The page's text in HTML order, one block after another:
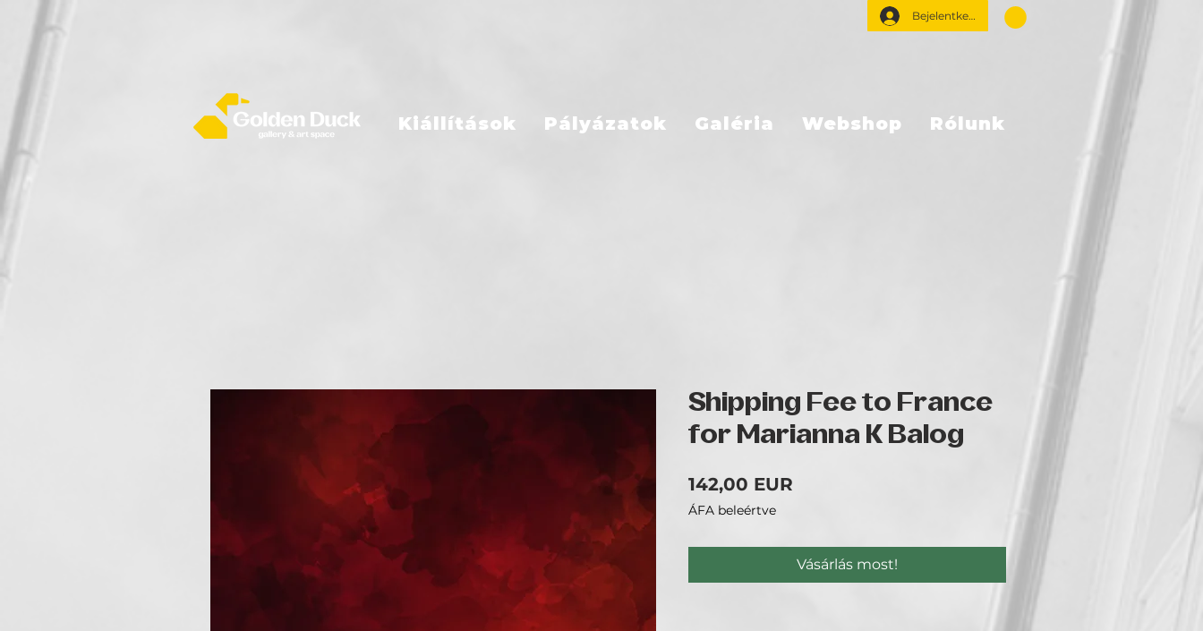
Bejelentkezés
Kiállítások Pályázatok Galéria Webshop Rólunk
Shipping Fee to France
for Marianna K Balog
142,00 EUR
ÁFA beleértve
Vásárlás most!